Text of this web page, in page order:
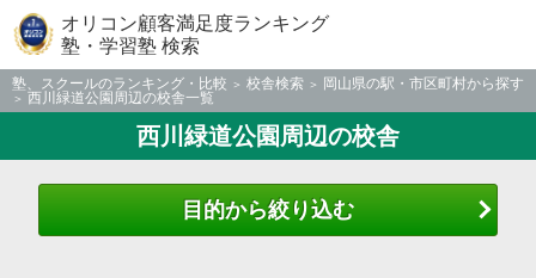
オリコン顧客満足度ランキング
塾・学習塾 検索
塾、スクールのランキング・比較 校舎検索
岡山県の駅・市区町村から探す
西川緑道公園周辺の校舎一覧
西川緑道公園周辺の校舎
目的から絞り込む